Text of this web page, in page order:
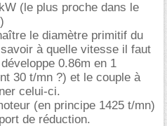
(le plus proche dans le
le diamètre primitif du
à quelle vitesse il faut
0.86m en 1
30 t/mn ?) et le couple à
celui-ci.
(en principe 1425 t/mn)
de réduction.